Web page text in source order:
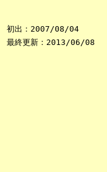
初出：2007/08/04
最終更新：2013/06/08